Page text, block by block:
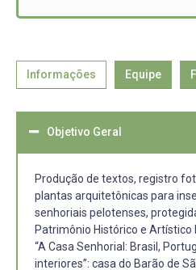
Informações Equipe
Objetivo Geral
Produção de textos, registro
plantas arquitetônicas para
senhoriais pelotenses,
Patrimônio Histórico e Artístico
“A Casa Senhorial: Brasil,
interiores”: casa do Barão de